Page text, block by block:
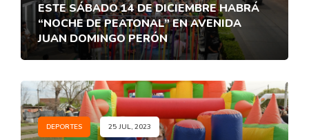
ESTE SÁBADO 14 DE DICIEMBRE HABRÁ
“NOCHE DE PEATONAL” EN AVENIDA
JUAN DOMINGO PERÓN
DEPORTES 25 JUL, 2023